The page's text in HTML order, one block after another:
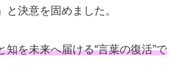
決意を固めました。
を未来へ届ける“言葉の復活”で